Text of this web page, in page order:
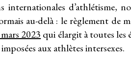
d’athlétisme,
au-delà : le règlement de
2023 qui élargit à toutes les
aux athlètes intersexes.